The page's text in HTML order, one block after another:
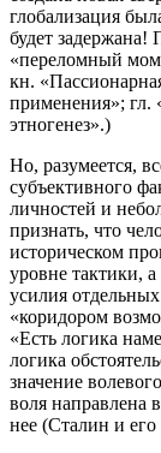
глобализация
будет
«переломный
кн.
применения»; гл.
этногенез».)
Но, разумеется,
субъективного
личностей и
признать, что
историческом
уровне тактики,
усилия
«коридором
«Есть логика
логика
значение
воля направлена
нее (Сталин и его